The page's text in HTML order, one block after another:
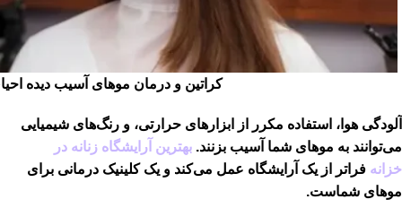
کراتین و درمان موهای آسیب دیده
آلودگی هوا، استفاده مکرر از ابزارهای حرارتی، و رنگ‌های شیمیایی
می‌توانند به موهای شما آسیب بزنند. بهترین آرایشگاه زنانه در
خزانه فراتر از یک آرایشگاه عمل می‌کند و یک کلینیک درمانی برای
موهای شماست.